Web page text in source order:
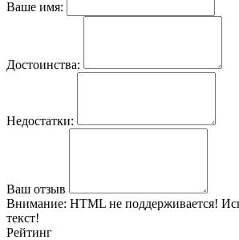
Ваше имя:
Достоинства:
Недостатки:
Ваш отзыв
Внимание: HTML не поддерживается!
текст!
Рейтинг